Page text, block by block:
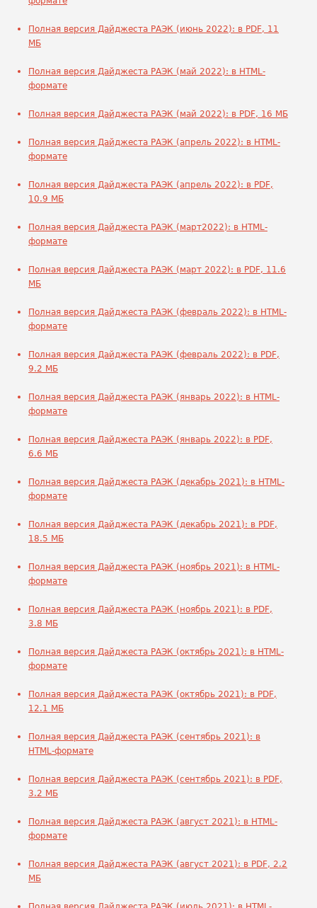
Полная версия Дайджеста РАЭК (июнь 2022): в PDF, 11
МБ
Полная версия Дайджеста РАЭК (май 2022): в HTML-
формате
Полная версия Дайджеста РАЭК (май 2022): в PDF, 16 МБ
Полная версия Дайджеста РАЭК (апрель 2022): в HTML-
формате
Полная версия Дайджеста РАЭК (апрель 2022): в PDF,
10.9 МБ
Полная версия Дайджеста РАЭК (март2022): в HTML-
формате
Полная версия Дайджеста РАЭК (март 2022): в PDF, 11.6
МБ
Полная версия Дайджеста РАЭК (февраль 2022): в HTML-
формате
Полная версия Дайджеста РАЭК (февраль 2022): в PDF,
9.2 МБ
Полная версия Дайджеста РАЭК (январь 2022): в HTML-
формате
Полная версия Дайджеста РАЭК (январь 2022): в PDF,
6.6 МБ
Полная версия Дайджеста РАЭК (декабрь 2021): в HTML-
формате
Полная версия Дайджеста РАЭК (декабрь 2021): в PDF,
18.5 МБ
Полная версия Дайджеста РАЭК (ноябрь 2021): в HTML-
формате
Полная версия Дайджеста РАЭК (ноябрь 2021): в PDF,
3.8 МБ
Полная версия Дайджеста РАЭК (октябрь 2021): в HTML-
формате
Полная версия Дайджеста РАЭК (октябрь 2021): в PDF,
12.1 МБ
Полная версия Дайджеста РАЭК (сентябрь 2021): в
HTML-формате
Полная версия Дайджеста РАЭК (сентябрь 2021): в PDF,
3.2 МБ
Полная версия Дайджеста РАЭК (август 2021): в HTML-
формате
Полная версия Дайджеста РАЭК (август 2021): в PDF, 2.2
МБ